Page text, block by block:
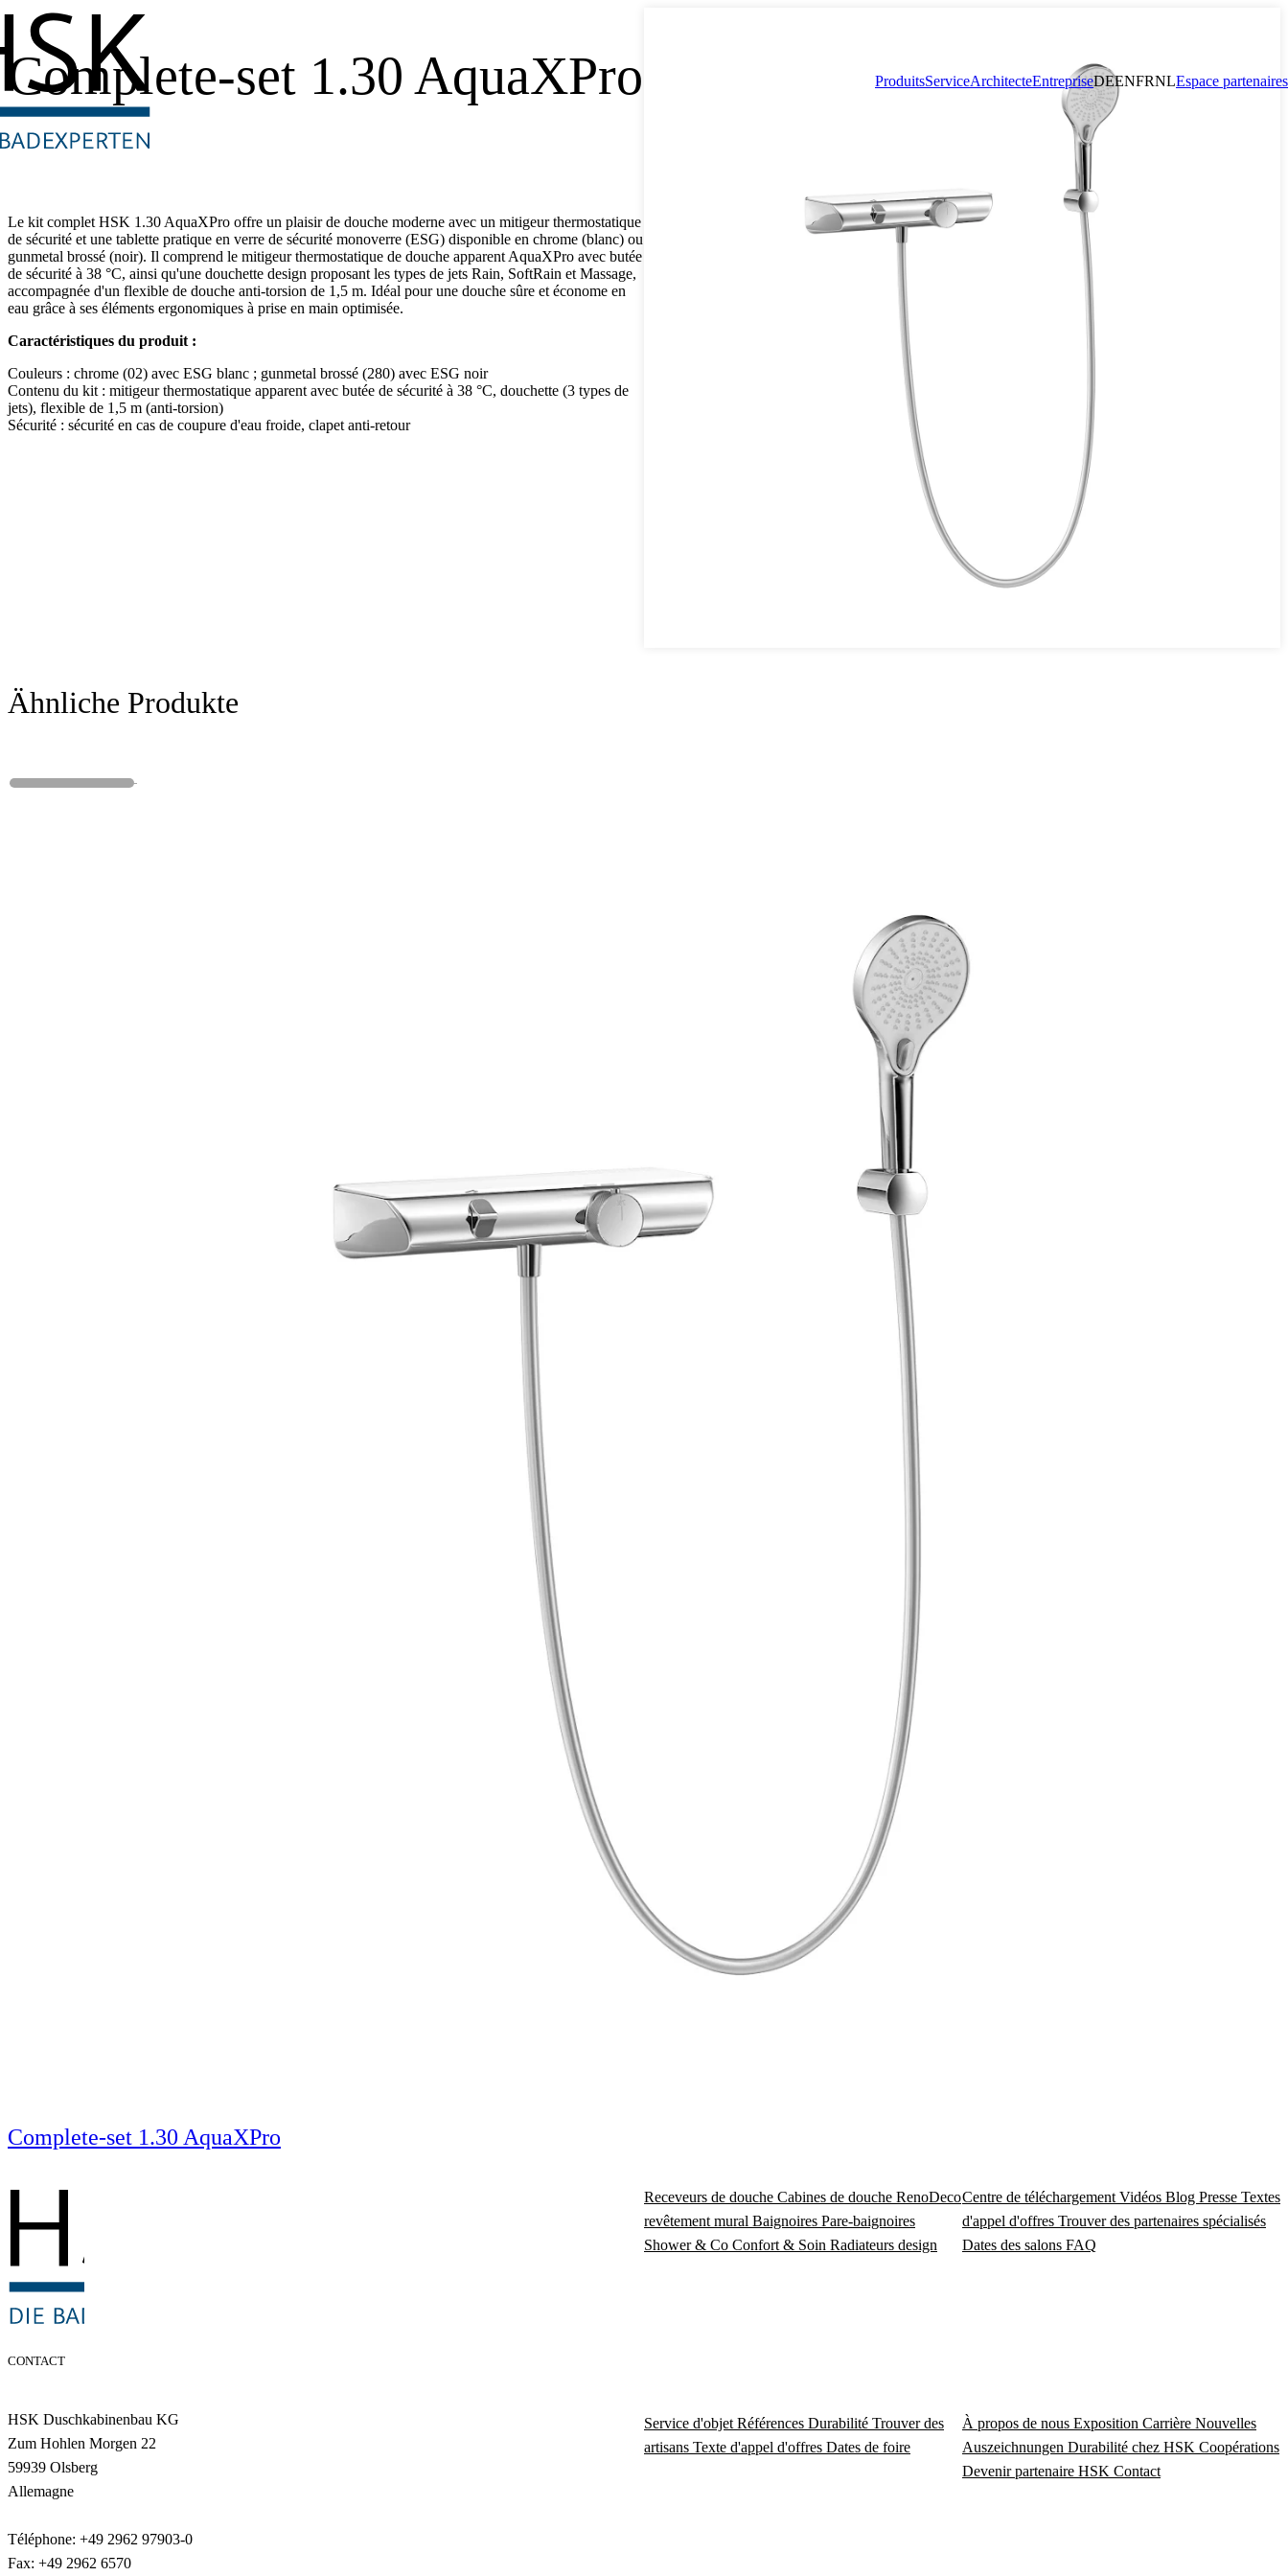
ProduitsServiceArchitecteEntrepriseDEENFRNLEspace partenaires
Complete-set 1.30 AquaXPro
Le kit complet HSK 1.30 AquaXPro offre un plaisir de douche moderne avec un mitigeur thermostatique
de sécurité et une tablette pratique en verre de sécurité monoverre (ESG) disponible en chrome (blanc) ou
gunmetal brossé (noir). Il comprend le mitigeur thermostatique de douche apparent AquaXPro avec butée
de sécurité à 38 °C, ainsi qu'une douchette design proposant les types de jets Rain, SoftRain et Massage,
accompagnée d'un flexible de douche anti-torsion de 1,5 m. Idéal pour une douche sûre et économe en
eau grâce à ses éléments ergonomiques à prise en main optimisée.
Caractéristiques du produit :
Couleurs : chrome (02) avec ESG blanc ; gunmetal brossé (280) avec ESG noir
Contenu du kit : mitigeur thermostatique apparent avec butée de sécurité à 38 °C, douchette (3 types de
jets), flexible de 1,5 m (anti-torsion)
Sécurité : sécurité en cas de coupure d'eau froide, clapet anti-retour
Ähnliche Produkte
Complete-set 1.30 AquaXPro
CONTACT
HSK Duschkabinenbau KG
Zum Hohlen Morgen 22
59939 Olsberg
Allemagne
Téléphone: +49 2962 97903-0
Fax: +49 2962 6570
Receveurs de douche Cabines de douche RenoDeco
revêtement mural Baignoires Pare-baignoires
Shower & Co Confort & Soin Radiateurs design
Centre de téléchargement Vidéos Blog Presse Textes
d'appel d'offres Trouver des partenaires spécialisés
Dates des salons FAQ
Service d'objet Références Durabilité Trouver des
artisans Texte d'appel d'offres Dates de foire
À propos de nous Exposition Carrière Nouvelles
Auszeichnungen Durabilité chez HSK Coopérations
Devenir partenaire HSK Contact